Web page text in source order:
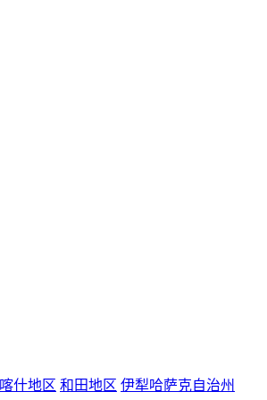
喀什地区 和田地区 伊犁哈萨克自治州